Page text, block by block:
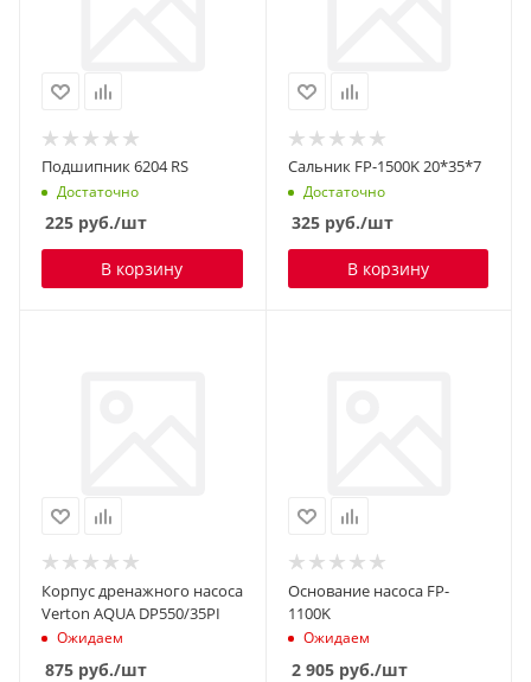
Подшипник 6204 RS
Достаточно
225 руб./шт
В корзину
Сальник FP-1500K 20*35*7
Достаточно
325руб./шт
В корзину
Корпус дренажного насоса
Verton AQUA DP550/35PI
Ожидаем
875 руб./шт
Основание насоса FP-
1100K
Ожидаем
2 905руб./шт